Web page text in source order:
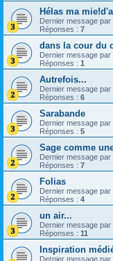
Hélas ma
Dernier message par
Réponses : 7
dans la cour du
Dernier message par
Réponses : 1
Autrefois...
Dernier message par
Réponses : 6
Sarabande
Dernier message par
Réponses : 5
Sage comme
Dernier message par
Réponses : 7
Folias
Dernier message par
Réponses : 4
un air...
Dernier message par
Réponses : 11
Inspiration
Dernier message par